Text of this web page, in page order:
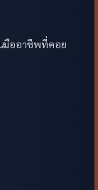
มืออาชีพที่คอย